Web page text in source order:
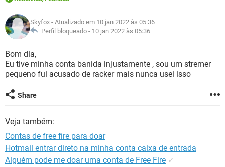
GUIA DE COMPRAS
INSTAGRAM
GUIA DE COMPRAS
CELULAR
OUTLOOK EXCEL
INSTAGRAM
GUIA DE COMPRAS
JOGOS
CELULAR FACEBOOK
INSTAGRAM GMAIL
GLOSSÁRIO
JOGOS
CELULAR
OUTLOOK EXCEL
INSTAGRAM
Skyfox - Atualizado em 10 jan 2022 às 05:36
Perfil bloqueado - 10 jan 2022 às 05:36
Bom dia,
Eu tive minha conta banida injustamente , sou um stremer
pequeno fui acusado de racker mais nunca usei isso
Share
Veja também:
Contas de free fire para doar
Hotmail entrar direto na minha conta caixa de entrada
Alguém pode me doar uma conta de Free Fire ✓